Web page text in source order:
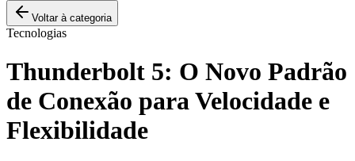
Voltar à categoria
Tecnologias
Thunderbolt 5: O Novo Padrão
de Conexão para Velocidade e
Flexibilidade